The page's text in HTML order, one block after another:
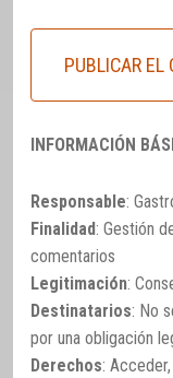
INFORMACIÓN
Responsable:
Finalidad: Gestión
comentarios
Legitimación:
Destinatarios: No
por una obligación
Derechos: